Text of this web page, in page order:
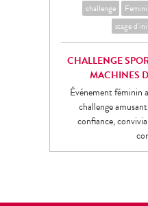
challenge
stage
CHALLENGE
MACHINES
Événement féminin
challenge
confiance,